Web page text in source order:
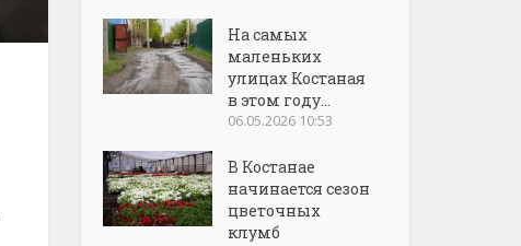
На самых
маленьких
улицах Костаная
в этом году...
06.05.2026 10:53
В Костанае
начинается сезон
цветочных
клумб